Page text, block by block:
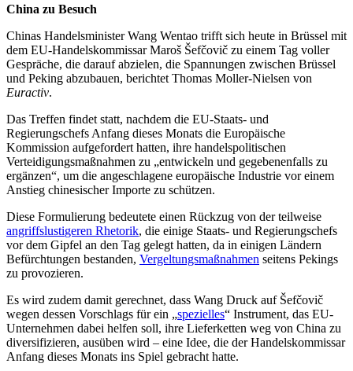
China zu Besuch
Chinas Handelsminister Wang Wentao trifft sich heute in Brüssel mit
dem EU-Handelskommissar Maroš Šefčovič zu einem Tag voller
Gespräche, die darauf abzielen, die Spannungen zwischen Brüssel
und Peking abzubauen, berichtet Thomas Moller-Nielsen von
Euractiv.
Das Treffen findet statt, nachdem die EU-Staats- und
Regierungschefs Anfang dieses Monats die Europäische
Kommission aufgefordert hatten, ihre handelspolitischen
Verteidigungsmaßnahmen zu „entwickeln und gegebenenfalls zu
ergänzen“, um die angeschlagene europäische Industrie vor einem
Anstieg chinesischer Importe zu schützen.
Diese Formulierung bedeutete einen Rückzug von der teilweise
angriffslustigeren Rhetorik, die einige Staats- und Regierungschefs
vor dem Gipfel an den Tag gelegt hatten, da in einigen Ländern
Befürchtungen bestanden, Vergeltungsmaßnahmen seitens Pekings
zu provozieren.
Es wird zudem damit gerechnet, dass Wang Druck auf Šefčovič
wegen dessen Vorschlags für ein „spezielles“ Instrument, das EU-
Unternehmen dabei helfen soll, ihre Lieferketten weg von China zu
diversifizieren, ausüben wird – eine Idee, die der Handelskommissar
Anfang dieses Monats ins Spiel gebracht hatte.